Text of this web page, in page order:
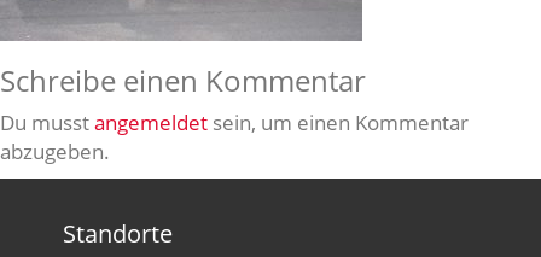
Schreibe einen Kommentar
Du musstangemeldet sein, um einen Kommentar
abzugeben.
Standorte